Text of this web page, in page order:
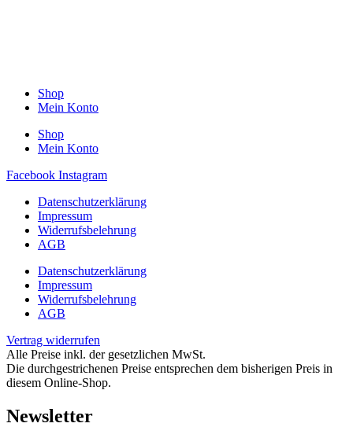
Shop
Mein Konto
Shop
Mein Konto
Facebook Instagram
Datenschutzerklärung
Impressum
Widerrufsbelehrung
AGB
Datenschutzerklärung
Impressum
Widerrufsbelehrung
AGB
Vertrag widerrufen
Alle Preise inkl. der gesetzlichen MwSt.
Die durchgestrichenen Preise entsprechen dem bisherigen Preis in
diesem Online-Shop.
Newsletter